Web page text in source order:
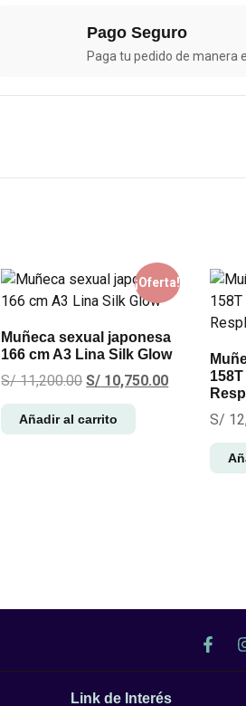
Pago Seguro
Paga tu pedido de manera
¡Oferta!
Muñeca sexual japonesa
166 cm A3 Lina Silk Glow
S/11,200.00 S/ 10,750.00
Añadir al carrito S/
Link de Interés